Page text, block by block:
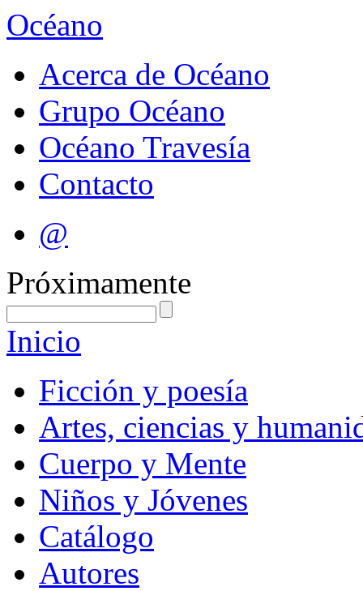
Océano
Acerca de Océano
Grupo Océano
Océano Travesía
Contacto
@
Próximamente
Inicio
Ficción y poesía
Artes, ciencias y
Cuerpo y Mente
Niños y Jóvenes
Catálogo
Autores